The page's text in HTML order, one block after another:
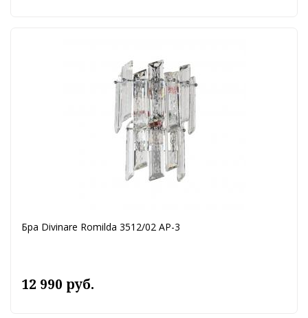
Бра Divinare Romilda 3512/02 AP-3
12 990 руб.